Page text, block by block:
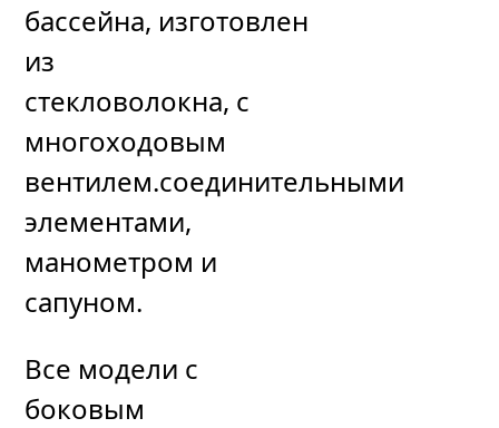
бассейна, изготовлен
из
стекловолокна, с
многоходовым
вентилем.соединительными
элементами,
манометром и
сапуном.
Все модели с
боковым